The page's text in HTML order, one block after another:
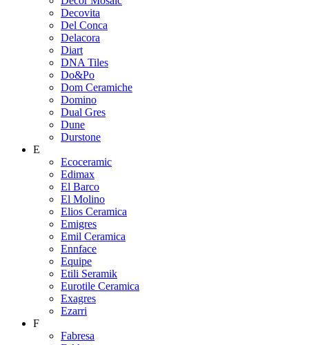
Decovita
Del Conca
Delacora
Diart
DNA Tiles
Do&Po
Dom Ceramiche
Domino
Dual Gres
Dune
Durstone
E
Ecoceramic
Edimax
El Barco
El Molino
Elios Ceramica
Emigres
Emil Ceramica
Ennface
Equipe
Etili Seramik
Eurotile Ceramica
Exagres
Ezarri
F
Fabresa